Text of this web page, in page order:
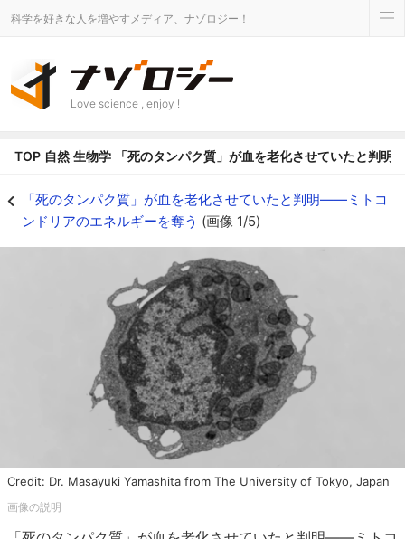
科学を好きな人を増やすメディア、ナゾロジー！
Love science , enjoy !
TOP 自然 生物学 「死のタンパク質」が血を老化させていたと判
「死のタンパク質」が血を老化させていたと判明――ミトコ
ンドリアのエネルギーを奪う (画像 1/5)
Credit: Dr. Masayuki Yamashita from The University of Tokyo, Japan